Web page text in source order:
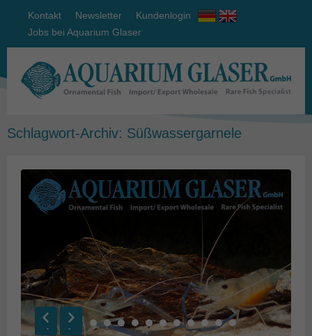
Kontakt Newsletter
Kundenlogin
Jobs bei Aquarium Glaser
Schlagwort-Archiv: Süßwassergarnele